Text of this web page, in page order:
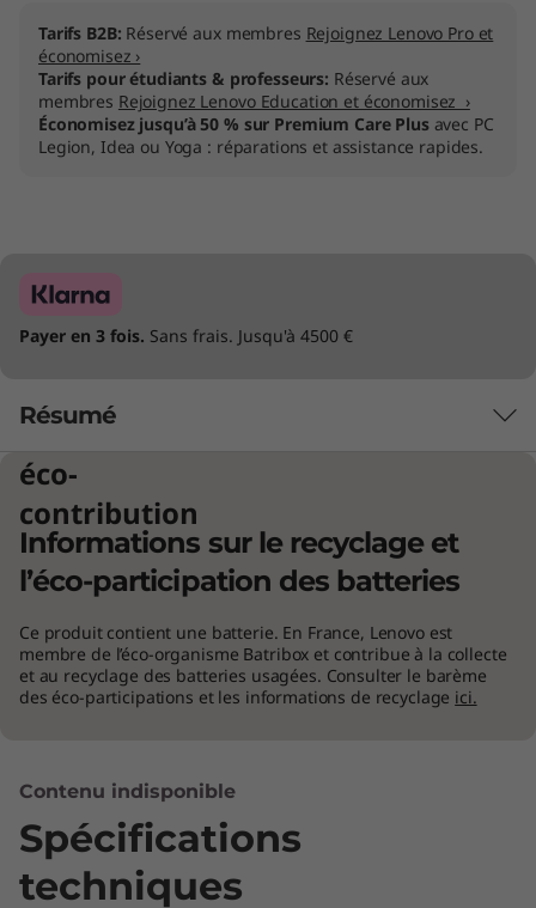
Tarifs B2B: Réservé aux membres Rejoignez Lenovo Pro et
économisez ›
Tarifs pour étudiants & professeurs: Réservé aux
membres Rejoignez Lenovo Education et économisez ›
Économisez jusqu’à 50 % sur Premium Care Plusavec PC
Legion, Idea ou Yoga : réparations et assistance rapides.
Payer en 3 fois. Sans frais. Jusqu'à 4500 €
Résumé
Conception alliant finesse et légèreté
Ultraportable et pourtant très puissant, le
portable Lenovo ideapad 510S est parfait pour
ceux qui veulent pouvoir travailler, jouer et se
divertir pendant leurs déplacements.
Concrètement, l'ideapad 510S est jusqu'à 20 %
plus fin et 30 % plus léger que la plupart des
portables de sa catégorie.
Avec jusqu'au processeur Intel
récent, l'ideapad 510S offre toute la puissance
nécessaire où que vous alliez. Vous pouvez
éco-
contribution
Informations sur le recyclage et
l’éco-participation des batteries
Ce produit contient une batterie. En France, Lenovo est
membre de l’éco-organisme Batribox et contribue à la collecte
et au recyclage des batteries usagées. Consulter le barème
des éco-participations et les informations de recyclage ici.
Contenu indisponible
Spécifications
techniques